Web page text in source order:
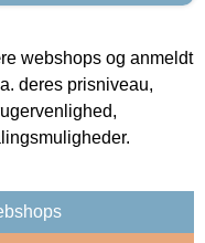
webshops og anmeldt
deres prisniveau,